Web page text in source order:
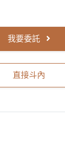
我要委託
直接斗內